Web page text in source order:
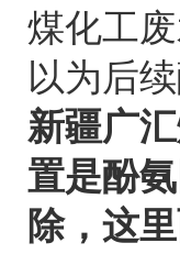
煤化工
以为后
新疆广
置是酚
除，这